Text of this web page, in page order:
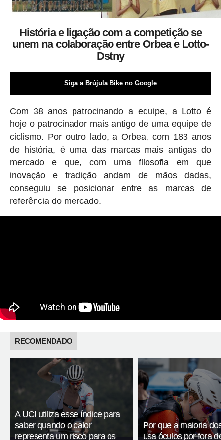
História e ligação com a competição se
unem na colaboração entre Orbea e Lotto-
Dstny
Siga a Brújula Bike no Google
Com 38 anos patrocinando a equipe, a Lotto é
hoje o patrocinador mais antigo de uma equipe de
ciclismo. Por outro lado, a Orbea, com 183 anos
de história, é uma das marcas mais antigas do
mercado e que, com uma filosofia em que
inovação e tradição andam de mãos dadas,
conseguiu se posicionar entre as marcas de
referência do mercado.
RECOMENDADO
A UCI utiliza esse índice para
saber quando o calor
representa um risco para os
Por que a maioria
usa óculos por fora